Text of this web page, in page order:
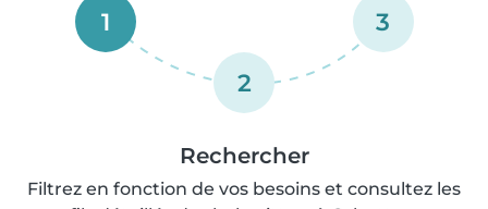
1
2
3
Rechercher
Filtrez en fonction de vos besoins et consultez les